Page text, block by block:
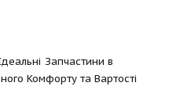
Запчастини в
Комфорту та Вартості